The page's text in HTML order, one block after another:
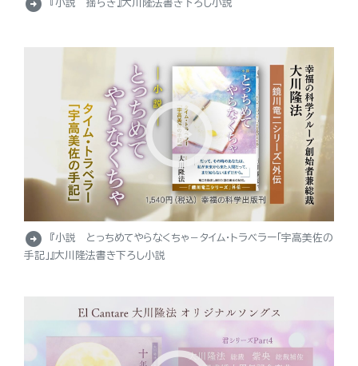
『小説 揺らぎ』大川隆法書き下ろし小説
arrow_circle_right
『小説 とっちめてやらなくちゃ－タイム・トラベラー「宇高美佐の
手記」』大川隆法書き下ろし小説